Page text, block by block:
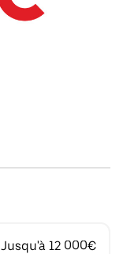
Jusqu'à 12 000€